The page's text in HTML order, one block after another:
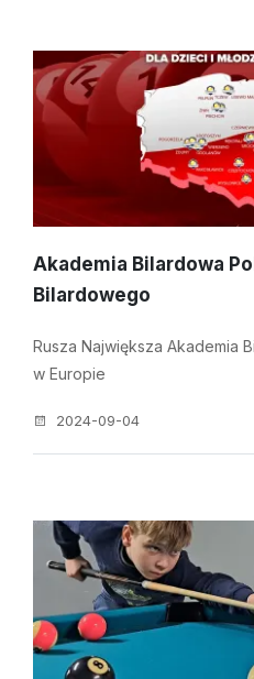
Akademia Bilardowa
Bilardowego
Rusza Największa Akademia
w Europie
2024-09-04